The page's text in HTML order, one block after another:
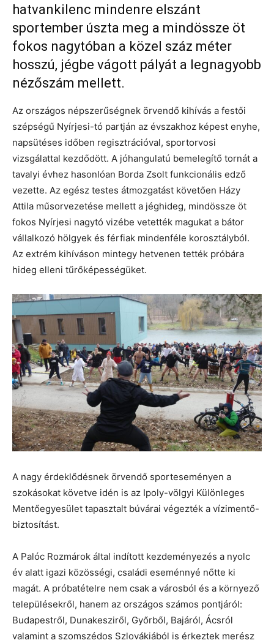
hatvankilenc mindenre elszánt
sportember úszta meg a mindössze öt
fokos nagytóban a közel száz méter
hosszú, jégbe vágott pályát a legnagyobb
nézőszám mellett.
Az országos népszerűségnek örvendő kihívás a festői
szépségű Nyírjesi-tó partján az évszakhoz képest enyhe,
napsütéses időben regisztrációval, sportorvosi
vizsgálattal kezdődött. A jóhangulatú bemelegítő tornát a
tavalyi évhez hasonlóan Borda Zsolt funkcionális edző
vezette. Az egész testes átmozgatást követően Házy
Attila műsorvezetése mellett a jéghideg, mindössze öt
fokos Nyírjesi nagytó vizébe vetették magukat a bátor
vállalkozó hölgyek és férfiak mindenféle korosztályból.
Az extrém kihíváson mintegy hetvenen tették próbára
hideg elleni tűrőképességüket.
A nagy érdeklődésnek örvendő sporteseményen a
szokásokat követve idén is az Ipoly-völgyi Különleges
Mentőegyesület tapasztalt búvárai végezték a vízimentő-
biztosítást.
A Palóc Rozmárok által indított kezdeményezés a nyolc
év alatt igazi közösségi, családi eseménnyé nőtte ki
magát. A próbatételre nem csak a városból és a környező
településekről, hanem az országos számos pontjáról:
Budapestről, Dunakesziről, Győrből, Bajáról, Ácsról
valamint a szomszédos Szlovákiából is érkeztek merész